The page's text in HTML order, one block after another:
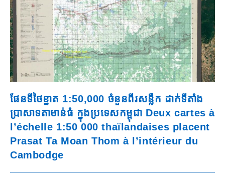
ផែនទីថៃខ្នាត 1:50,000 ចំនួនពីរសន្លឹក ដាក់ទីតាំង
ប្រាសាទតាមាន់ធំ ក្នុងប្រទេសកម្ពុជា Deux cartes à
l’échelle 1:50 000 thaïlandaises placent
Prasat Ta Moan Thom à l’intérieur du
Cambodge